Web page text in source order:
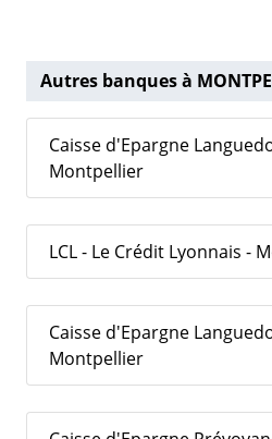
Autres banques à
Caisse d'Epargne
Montpellier
LCL - Le Crédit Lyonnais -
Caisse d'Epargne
Montpellier